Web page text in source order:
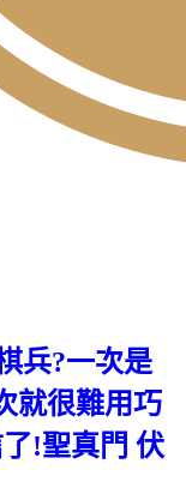
兵?一次是
就很難用巧
!聖真門 伏